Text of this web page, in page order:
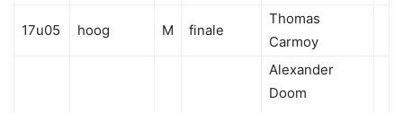
17u05 hoog M finale
Thomas
Carmoy
Alexander
Doom